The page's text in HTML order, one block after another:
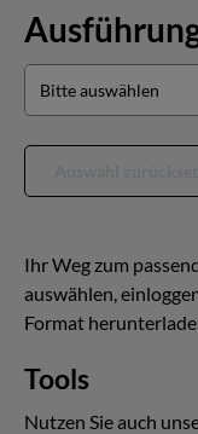
Ihr Weg zum
auswählen,
Format
Tools
Nutzen Sie auch